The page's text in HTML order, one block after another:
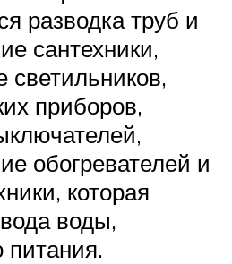
разводка труб и
сантехники,
приборов,
обогревателей и
которая
воды,
питания.